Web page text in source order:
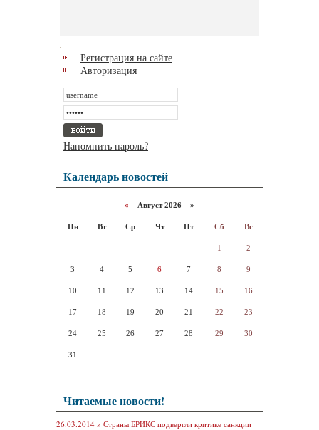
Регистрация на сайте
Авторизация
Напомнить пароль?
Календарь новостей
« Август 2026 »
Пн Вт Ср Чт Пт Сб Вс
1 2
3 4 5 6 7 8 9
10 11 12 13 14 15 16
17 18 19 20 21 22 23
24 25 26 27 28 29 30
31
Читаемые новости!
26.03.2014 » Страны БРИКС подвергли критике санкции